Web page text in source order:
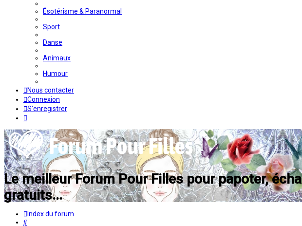
Ésotérisme & Paranormal
Sport
Danse
Animaux
Humour
Nous contacter
Connexion
S’enregistrer
Le meilleur Forum Pour Filles pour papoter,
gratuits...
Index du forum
Rechercher